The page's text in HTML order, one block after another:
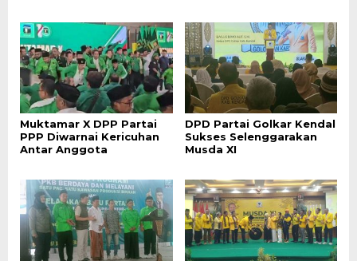
Muktamar X DPP Partai
PPP Diwarnai Kericuhan
Antar Anggota
DPD Partai Golkar Kendal
Sukses Selenggarakan
Musda XI